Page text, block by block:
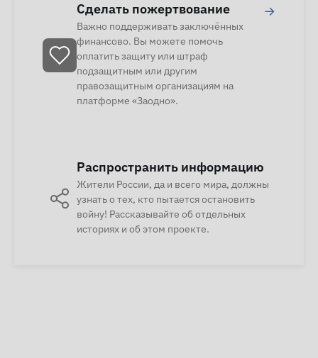
Сделать пожертвование
Важно поддерживать заключённых
финансово. Вы можете помочь
оплатить защиту или штраф
подзащитным или другим
правозащитным организациям на
платформе «Заодно».
→
Распространить информацию
Жители России, да и всего мира, должны
узнать о тех, кто пытается остановить
войну! Рассказывайте об отдельных
историях и об этом проекте.